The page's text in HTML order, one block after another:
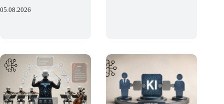
05.08.2026